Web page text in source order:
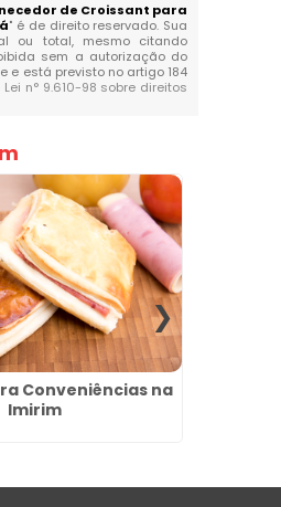
de Croissant para
" é de direito reservado. Sua
ou total, mesmo citando
sem a autorização do
e está previsto no artigo 184
Lei n° 9.610-98 sobre direitos
Conveniências na
Imirim